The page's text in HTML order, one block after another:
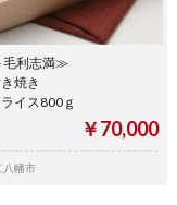
毛利志満≫
焼き
ライス800ｇ
￥70,000
八幡市